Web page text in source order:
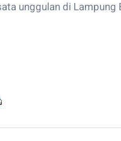
unggulan di Lampung